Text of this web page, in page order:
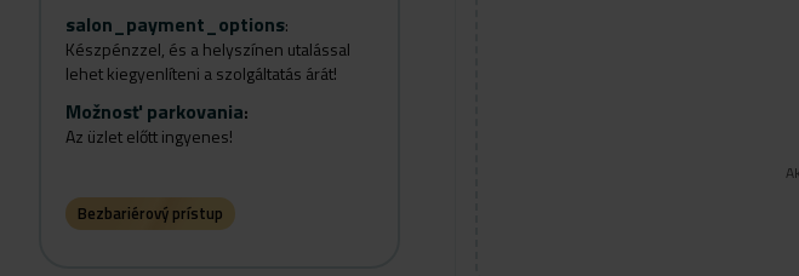
salon_payment_options:
Készpénzzel, és a helyszínen utalással
lehet kiegyenlíteni a szolgáltatás árát!
Možnosť parkovania:
Az üzlet előtt ingyenes!
Bezbariérový prístup